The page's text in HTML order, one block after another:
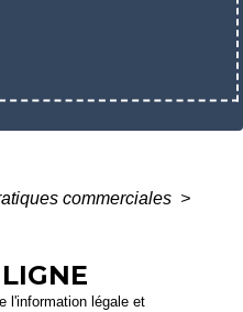
commerciales >
l'information légale et